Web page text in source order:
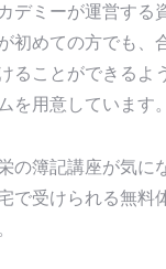
デミーが運営する
初めての方でも、
ることができるよ
を用意しています。
の簿記講座が気に
で受けられる無料